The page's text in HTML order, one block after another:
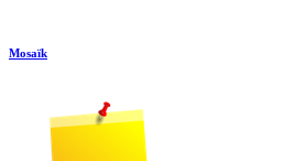
Mosaïk